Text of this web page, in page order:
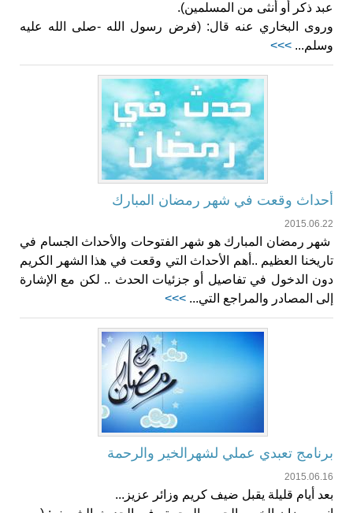
عبد ذكر أو أنثى من المسلمين).
وروى البخاري عنه قال: (فرض رسول الله -صلى الله عليه
وسلم... >>>
أحداث وقعت في شهر رمضان المبارك
2015.06.22
شهر رمضان المبارك هو شهر الفتوحات والأحداث الجسام في
تاريخنا العظيم ..أهم الأحداث التي وقعت في هذا الشهر الكريم
دون الدخول في تفاصيل أو جزئيات الحدث .. لكن مع الإشارة
إلى المصادر والمراجع التي... >>>
برنامج تعبدي عملي لشهرالخير والرحمة
2015.06.16
بعد أيام قليلة يقبل ضيف كريم وزائر عزيز...